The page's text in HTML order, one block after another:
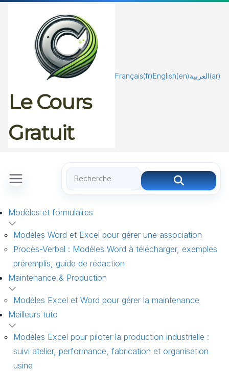
Le Cours
Gratuit
Français(fr) English(en)العربية(ar)
Modèles et formulaires
Modèles Word et Excel pour gérer une association
Procès-Verbal : Modèles Word à télécharger, exemples
préremplis, guide de rédaction
Maintenance & Production
Modèles Excel et Word pour gérer la maintenance
Meilleurs tuto
Modèles Excel pour piloter la production industrielle :
suivi atelier, performance, fabrication et organisation
usine